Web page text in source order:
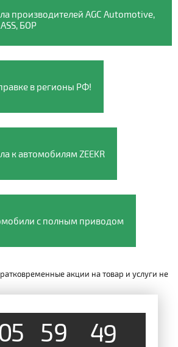
производителей AGC Automotive,
БОР
в регионы РФ!
к автомобилям ZEEKR
с полным приводом
акции на товар и услуги не
5 59 48